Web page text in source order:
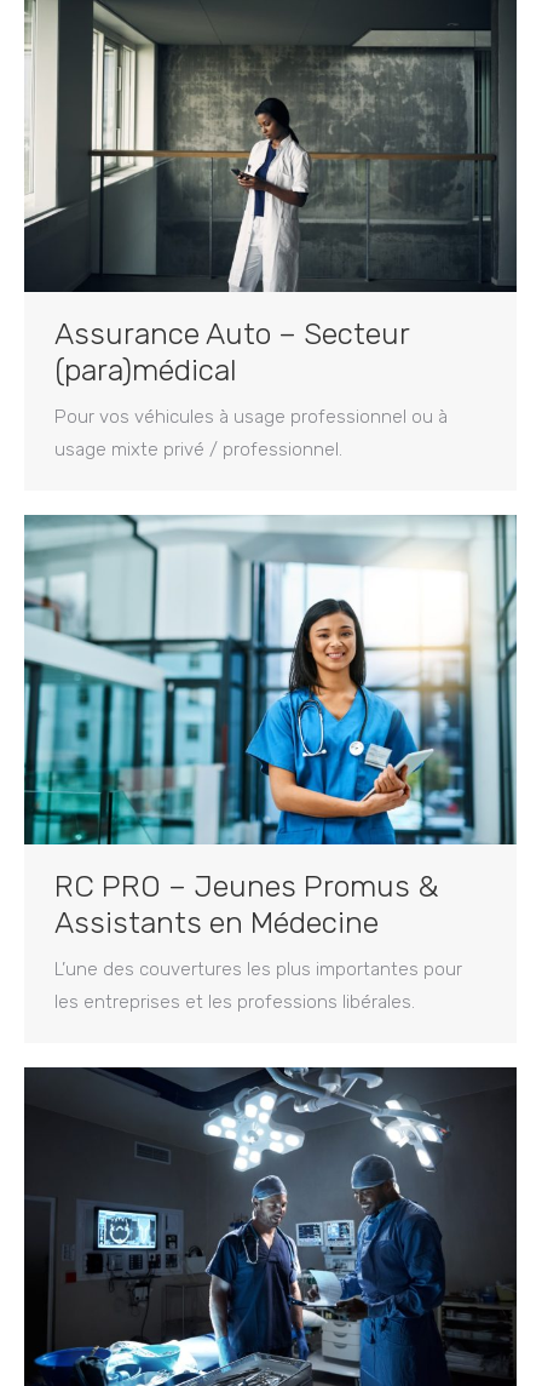
Assurance Auto – Secteur
(para)médical
Pour vos véhicules à usage professionnel ou à
usage mixte privé / professionnel.
RC PRO – Jeunes Promus &
Assistants en Médecine
L’une des couvertures les plus importantes pour
les entreprises et les professions libérales.